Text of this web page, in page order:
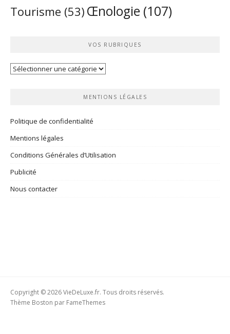
Tourisme (53) Œnologie (107)
VOS RUBRIQUES
Vos
MENTIONS LÉGALES
Politique de confidentialité
Mentions légales
Conditions Générales d’Utilisation
Publicité
Nous contacter
Copyright © 2026 VieDeLuxe.fr. Tous droits réservés.
Thème Boston par FameThemes